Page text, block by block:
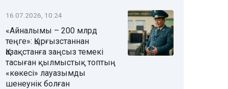
16.07.2026, 10:24
«Айналымы – 200 млрд
теңге»: Қырғызстаннан
Қазақстанға заңсыз темекі
тасыған қылмыстық топтың
«көкесі» лауазымды
шенеунік болған